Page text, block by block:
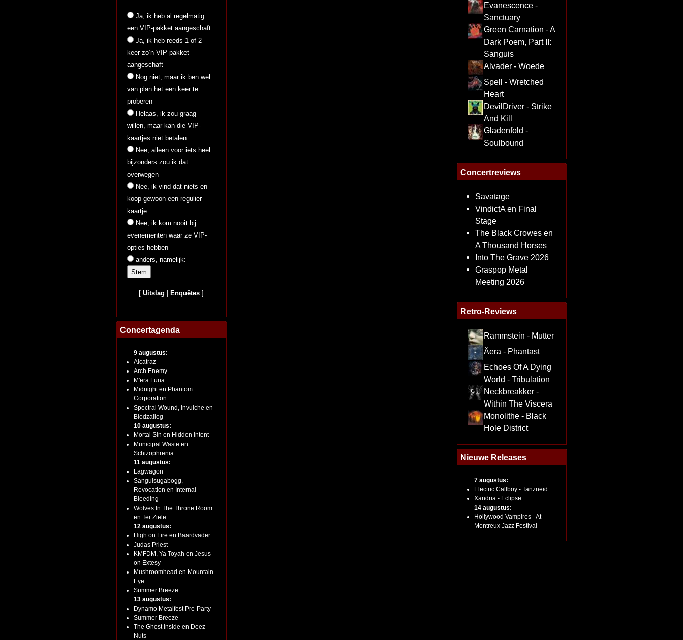
Ja, ik heb al regelmatig
een VIP-pakket aangeschaft
Ja, ik heb reeds 1 of 2
keer zo’n VIP-pakket
aangeschaft
Nog niet, maar ik ben wel
van plan het een keer te
proberen
Helaas, ik zou graag
willen, maar kan die VIP-
kaartjes niet betalen
Nee, alleen voor iets heel
bijzonders zou ik dat
overwegen
Nee, ik vind dat niets en
koop gewoon een regulier
kaartje
Nee, ik kom nooit bij
evenementen waar ze VIP-
opties hebben
anders, namelijk:
[Uitslag Enquêtes ]
Concertagenda
9 augustus:
Alcatraz
Arch Enemy
M'era Luna
Midnight en Phantom
Corporation
Spectral Wound, Invulche en
Blodzallog
10 augustus:
Mortal Sin en Hidden Intent
Municipal Waste en
Schizophrenia
11 augustus:
Lagwagon
Sanguisugabogg,
Revocation en Internal
Bleeding
Wolves In The Throne Room
en Ter Ziele
12 augustus:
High on Fire en Baardvader
Judas Priest
KMFDM, Ya Toyah en Jesus
on Extesy
Mushroomhead en Mountain
Eye
Summer Breeze
13 augustus:
Dynamo Metalfest Pre-Party
Summer Breeze
The Ghost Inside en Deez
Nuts
Evanescence -
Sanctuary
Green Carnation - A
Dark Poem, Part II:
Sanguis
Alvader - Woede
Spell - Wretched
Heart
DevilDriver - Strike
And Kill
Gladenfold -
Soulbound
Concertreviews
Savatage
VindictA en Final
Stage
The Black Crowes en
A Thousand Horses
Into The Grave 2026
Graspop Metal
Meeting 2026
Retro-Reviews
Rammstein - Mutter
Äera - Phantast
Echoes Of A Dying
World - Tribulation
Neckbreakker -
Within The Viscera
Monolithe - Black
Hole District
Nieuwe Releases
7 augustus:
Electric Callboy - Tanzneid
Xandria - Eclipse
14 augustus:
Hollywood Vampires - At
Montreux Jazz Festival